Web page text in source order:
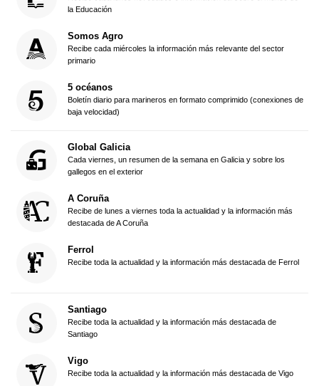
la Educación
Somos Agro
Recibe cada miércoles la información más relevante del sector
primario
5 océanos
Boletín diario para marineros en formato comprimido (conexiones de
baja velocidad)
Global Galicia
Cada viernes, un resumen de la semana en Galicia y sobre los
gallegos en el exterior
A Coruña
Recibe de lunes a viernes toda la actualidad y la información más
destacada de A Coruña
Ferrol
Recibe toda la actualidad y la información más destacada de Ferrol
Santiago
Recibe toda la actualidad y la información más destacada de
Santiago
Vigo
Recibe toda la actualidad y la información más destacada de Vigo